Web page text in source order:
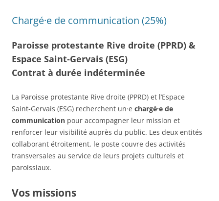
Chargé·e de communication (25%)
Paroisse protestante Rive droite (PPRD) &
Espace Saint‑Gervais (ESG)
Contrat à durée indéterminée
La Paroisse protestante Rive droite (PPRD) et l’Espace
Saint‑Gervais (ESG) recherchent un·e chargé·e de
communication pour accompagner leur mission et
renforcer leur visibilité auprès du public. Les deux entités
collaborant étroitement, le poste couvre des activités
transversales au service de leurs projets culturels et
paroissiaux.
Vos missions